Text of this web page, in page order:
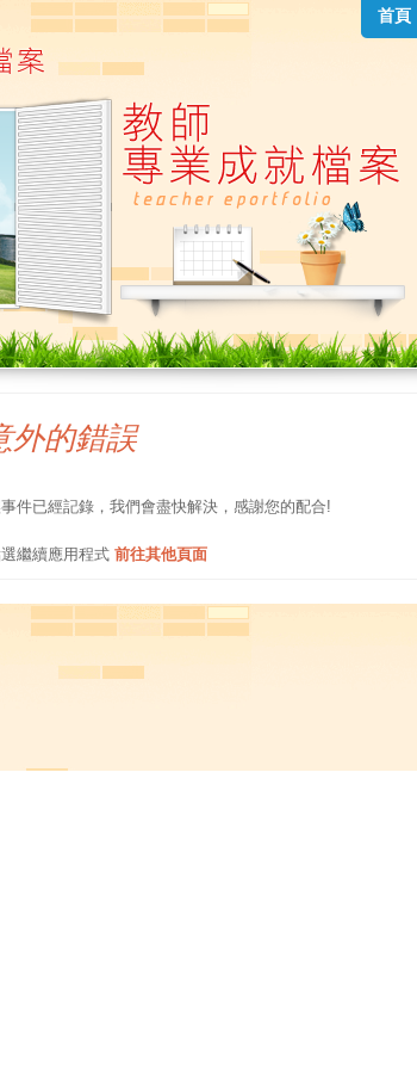
首頁
外的錯誤
件已經記錄，我們會盡快解決，感謝您的配合!
繼續應用程式 前往其他頁面